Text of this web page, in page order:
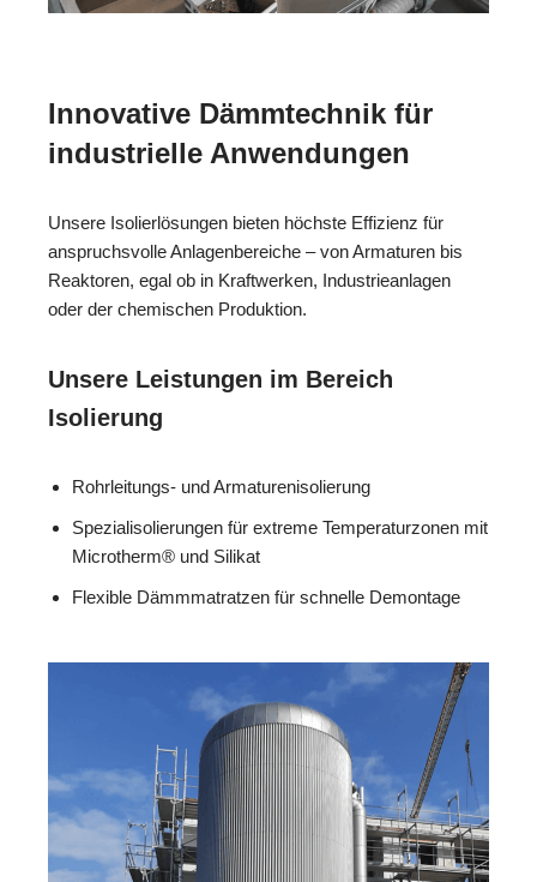
Innovative Dämmtechnik für
industrielle Anwendungen
Unsere Isolierlösungen bieten höchste Effizienz für
anspruchsvolle Anlagenbereiche – von Armaturen bis
Reaktoren, egal ob in Kraftwerken, Industrieanlagen
oder der chemischen Produktion.
Unsere Leistungen im Bereich
Isolierung
Rohrleitungs- und Armaturenisolierung
Spezialisolierungen für extreme Temperaturzonen mit
Microtherm® und Silikat
Flexible Dämmmatratzen für schnelle Demontage